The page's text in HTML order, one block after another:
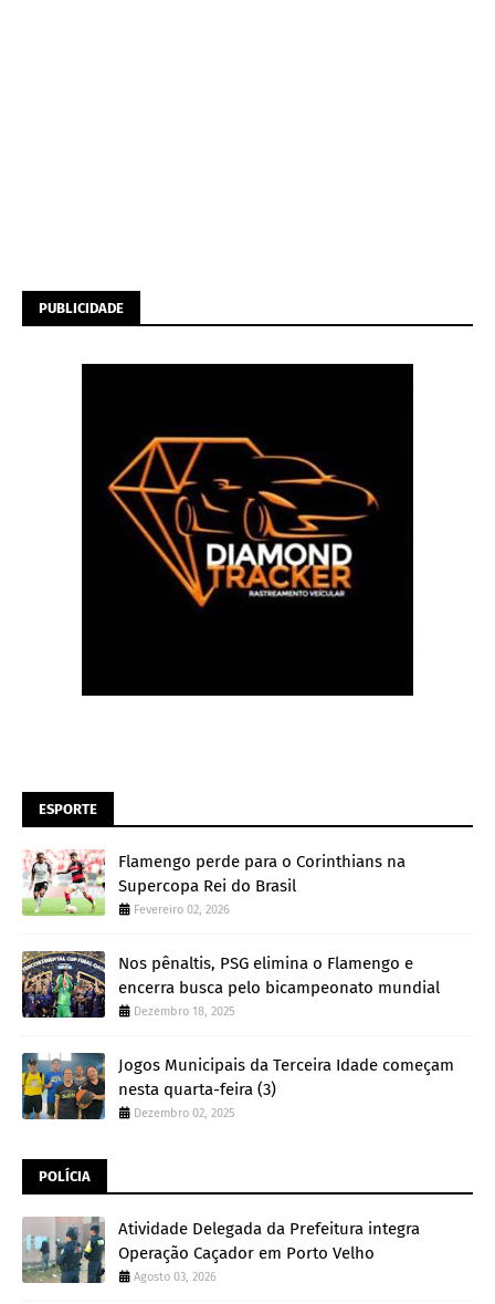
PUBLICIDADE
ESPORTE
Flamengo perde para o Corinthians na
Supercopa Rei do Brasil
Fevereiro 02, 2026
Nos pênaltis, PSG elimina o Flamengo e
encerra busca pelo bicampeonato mundial
Dezembro 18, 2025
Jogos Municipais da Terceira Idade começam
nesta quarta-feira (3)
Dezembro 02, 2025
POLÍCIA
Atividade Delegada da Prefeitura integra
Operação Caçador em Porto Velho
Agosto 03, 2026